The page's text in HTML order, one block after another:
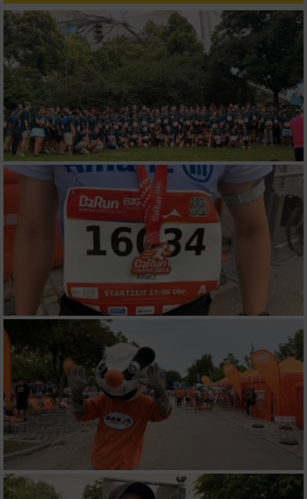
Verwendung genauer Standortdaten
Geräte anhand von aktiv angeforderten
Informationen identifizieren
Nicht-IAB-Verarbeitungszwecke:
Notwendig
Performance